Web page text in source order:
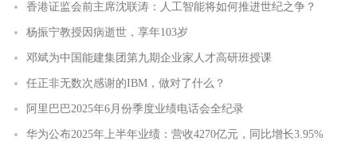
香港证监会前主席沈联涛：人工智能将如何推进世纪之争？
杨振宁教授因病逝世，享年103岁
邓斌为中国能建集团第九期企业家人才高研班授课
任正非无数次感谢的IBM，做对了什么？
阿里巴巴2025年6月份季度业绩电话会全纪录
华为公布2025年上半年业绩：营收4270亿元，同比增长3.95%